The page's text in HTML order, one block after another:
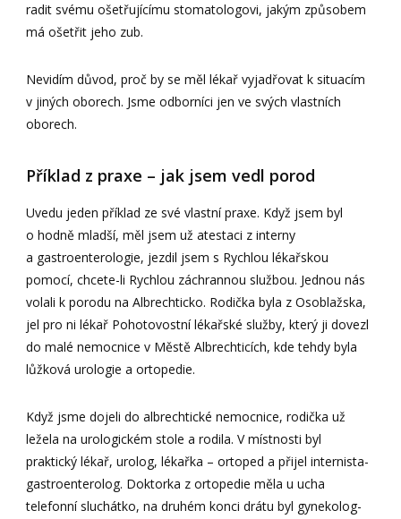
radit svému ošetřujícímu stomatologovi, jakým způsobem
má ošetřit jeho zub.
Nevidím důvod, proč by se měl lékař vyjadřovat k situacím
v jiných oborech. Jsme odborníci jen ve svých vlastních
oborech.
Příklad z praxe – jak jsem vedl porod
Uvedu jeden příklad ze své vlastní praxe. Když jsem byl
o hodně mladší, měl jsem už atestaci z interny
a gastroenterologie, jezdil jsem s Rychlou lékařskou
pomocí, chcete-li Rychlou záchrannou službou. Jednou nás
volali k porodu na Albrechticko. Rodička byla z Osoblažska,
jel pro ni lékař Pohotovostní lékařské služby, který ji dovezl
do malé nemocnice v Městě Albrechticích, kde tehdy byla
lůžková urologie a ortopedie.
Když jsme dojeli do albrechtické nemocnice, rodička už
ležela na urologickém stole a rodila. V místnosti byl
praktický lékař, urolog, lékařka – ortoped a přijel internista-
gastroenterolog. Doktorka z ortopedie měla u ucha
telefonní sluchátko, na druhém konci drátu byl gynekolog-